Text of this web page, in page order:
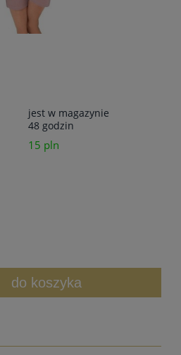
jest w magazynie
48 godzin
15 pln
do koszyka